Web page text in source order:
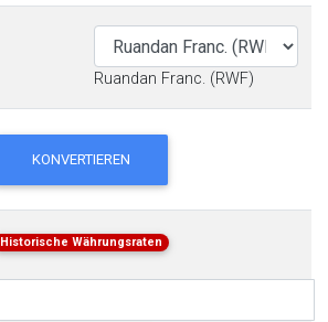
Ruandan Franc. (RWF)
KONVERTIEREN
Historische Währungsraten